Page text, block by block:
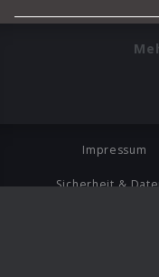
Impressum
Sicherheit &